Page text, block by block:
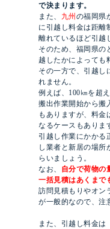
で決まります。
また、
九州 の福岡県
に引越し料金は距離
離れているほど引越
そのため、福岡県の
越したかによっても
その一方で、引越し
れません。
例えば、100㎞を超
搬出作業開始から搬
もありますが、料金
なるケースもありま
引越し作業にかかる
し業者と新居の場所
らいましょう。
なお、
自分で荷物の
一括見積はあくまで
訪問見積もりやオン
が一般的なので、注
また、引越し料金は